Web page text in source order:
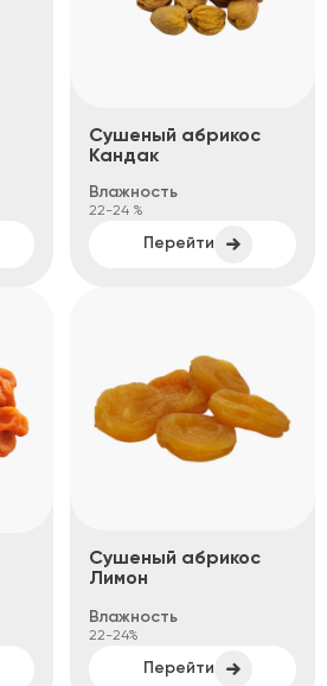
Сушеный абрикос
Кандак
Влажность
22-24 %
Перейти
Сушеный абрикос
Лимон
Влажность
22-24%
Перейти